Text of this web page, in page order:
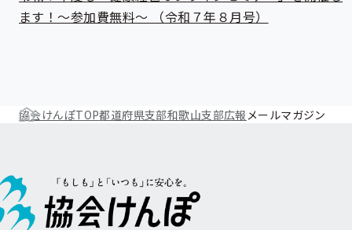
ます！～参加費無料～ （令和７年８月号）
協会けんぽTOP都道府県支部和歌山支部広報メールマガジン